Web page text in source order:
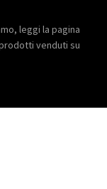
leggi la pagina
venduti su